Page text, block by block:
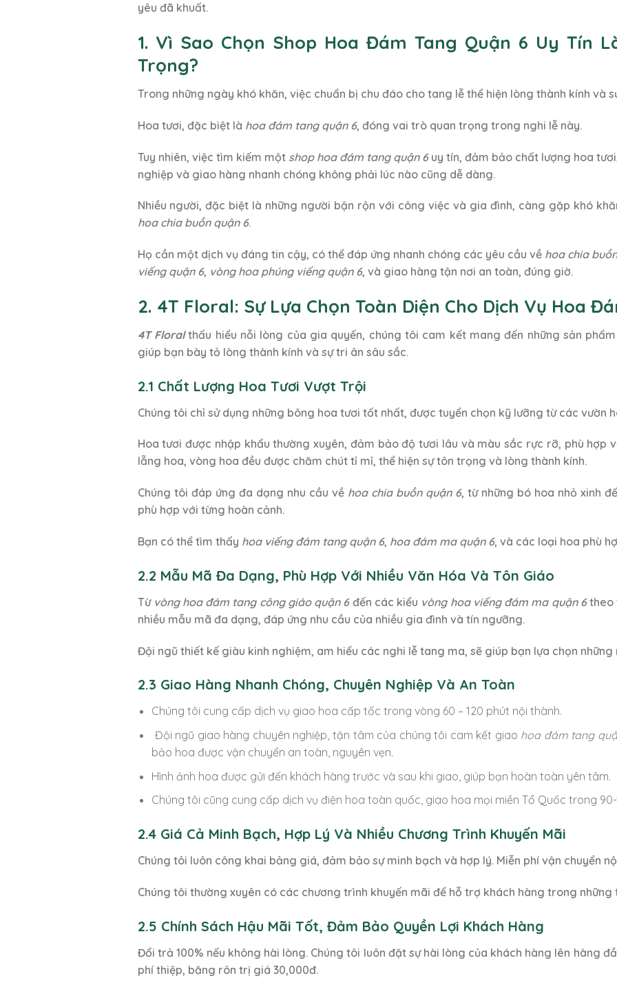
yêu đã khuất.
1. Vì Sao Chọn Shop Hoa Đám Tang Quận 6 Uy Tín
Trọng?
Trong những ngày khó khăn, việc chuẩn bị chu đáo cho tang lễ thể hiện lòng thành kính và
Hoa tươi, đặc biệt là hoa đám tang quận 6, đóng vai trò quan trọng trong nghi lễ này.
Tuy nhiên, việc tìm kiếm một shop hoa đám tang quận 6uy tín, đảm bảo chất lượng hoa
nghiệp và giao hàng nhanh chóng không phải lúc nào cũng dễ dàng.
Nhiều người, đặc biệt là những người bận rộn với công việc và gia đình, càng gặp khó
hoa chia buồn quận 6.
Họ cần một dịch vụ đáng tin cậy, có thể đáp ứng nhanh chóng các yêu cầu về hoa chia
viếng quận 6, vòng hoa phúng viếng quận 6, và giao hàng tận nơi an toàn, đúng giờ.
2. 4T Floral: Sự Lựa Chọn Toàn Diện Cho Dịch Vụ Hoa
4T Floralthấu hiểu nỗi lòng của gia quyến, chúng tôi cam kết mang đến những sản
giúp bạn bày tỏ lòng thành kính và sự tri ân sâu sắc.
2.1 Chất Lượng Hoa Tươi Vượt Trội
Chúng tôi chỉ sử dụng những bông hoa tươi tốt nhất, được tuyển chọn kỹ lưỡng từ các vườn
Hoa tươi được nhập khẩu thường xuyên, đảm bảo độ tươi lâu và màu sắc rực rỡ, phù hợp
lẵng hoa, vòng hoa đều được chăm chút tỉ mỉ, thể hiện sự tôn trọng và lòng thành kính.
Chúng tôi đáp ứng đa dạng nhu cầu về hoa chia buồn quận 6, từ những bó hoa nhỏ xinh
phù hợp với từng hoàn cảnh.
Bạn có thể tìm thấy hoa viếng đám tang quận 6, hoa đám ma quận 6, và các loại hoa phù
2.2 Mẫu Mã Đa Dạng, Phù Hợp Với Nhiều Văn Hóa Và Tôn Giáo
Từ vòng hoa đám tang công giáo quận 6đến các kiểu vòng hoa viếng đám ma quận 6theo
nhiều mẫu mã đa dạng, đáp ứng nhu cầu của nhiều gia đình và tín ngưỡng.
Đội ngũ thiết kế giàu kinh nghiệm, am hiểu các nghi lễ tang ma, sẽ giúp bạn lựa chọn những
2.3 Giao Hàng Nhanh Chóng, Chuyên Nghiệp Và An Toàn
Chúng tôi cung cấp dịch vụ giao hoa cấp tốc trong vòng 60 – 120 phút nội thành.
Đội ngũ giao hàng chuyên nghiệp, tận tâm của chúng tôi cam kết giao hoa đám tang
bảo hoa được vận chuyển an toàn, nguyên vẹn.
Hình ảnh hoa được gửi đến khách hàng trước và sau khi giao, giúp bạn hoàn toàn yên tâm.
Chúng tôi cũng cung cấp dịch vụ điện hoa toàn quốc, giao hoa mọi miền Tổ Quốc trong
2.4 Giá Cả Minh Bạch, Hợp Lý Và Nhiều Chương Trình Khuyến Mãi
Chúng tôi luôn công khai bảng giá, đảm bảo sự minh bạch và hợp lý. Miễn phí vận chuyển
Chúng tôi thường xuyên có các chương trình khuyến mãi để hỗ trợ khách hàng trong những
2.5 Chính Sách Hậu Mãi Tốt, Đảm Bảo Quyền Lợi Khách Hàng
Đổi trả 100% nếu không hài lòng. Chúng tôi luôn đặt sự hài lòng của khách hàng lên hàng
phí thiệp, băng rôn trị giá 30,000đ.